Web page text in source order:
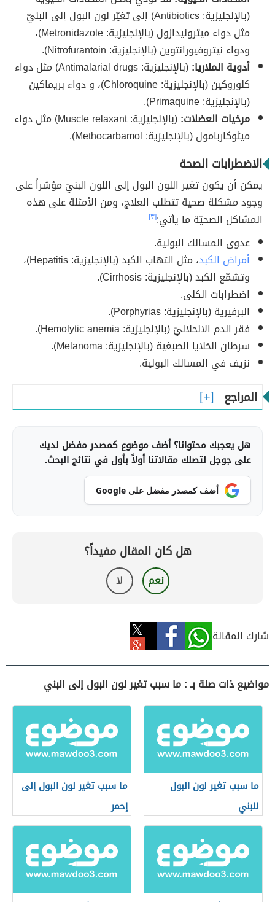
(بالإنجليزية: Antibiotics) إلى تغيّر لون البول إلى البنيّ
مثل دواء ميترونيدازول (بالإنجليزية: Metronidazole)،
ودواء نيتروفيورانتوين (بالإنجليزية: Nitrofurantoin).
أدوية الملاريا:
(بالإنجليزية: Antimalarial drugs) مثل دواء
كلوروكين (بالإنجليزية: Chloroquine)، و دواء بريماكين
(بالإنجليزية: Primaquine).
مرخيات العضلات:
(بالإنجليزية: Muscle relaxant) مثل دواء
ميثوكاربامول (بالإنجليزية: Methocarbamol).
الاضطرابات الصحة
يمكن أن يكون تغير اللون البول إلى اللون البنيّ مؤشراً على
وجود مشكلة صحية تتطلب العلاج، ومن الأمثلة على هذه
المشاكل الصحيّة ما يأتي:[٣]
عدوى المسالك البولية.
أمراض الكبد
، مثل التهاب الكبد (بالإنجليزية: Hepatitis)،
وتشمّع الكبد (بالإنجليزية: Cirrhosis).
اضطرابات الكلى.
البرفيرية (بالإنجليزية: Porphyrias).
فقر الدم الانحلاليّ (بالإنجليزية: Hemolytic anemia).
سرطان الخلايا الصبغية (بالإنجليزية: Melanoma).
نزيف في المسالك البولية.
المراجع
هل يعجبك محتوانا؟ أضف موضوع كمصدر مفضل لديك
على جوجل لتصلك مقالاتنا أولاً بأول في نتائج البحث.
أضف كمصدر مفضل على Google
هل كان المقال مفيداً؟
نعم لا
شارك المقالة
مواضيع ذات صلة بـ : ما سبب تغير لون البول إلى البني
ما سبب تغير لون البول
للبني
ما سبب تغير لون البول إلى
إحمر